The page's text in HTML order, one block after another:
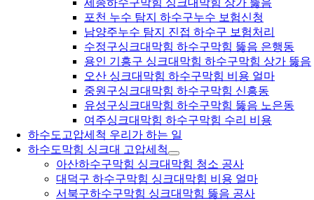
세종하수구막힘 싱크대막힘 상가 뚫음
포천 누수 탐지 하수구누수 보험신청
남양주누수 탐지 진접 하수구 보험처리
수정구싱크대막힘 하수구막힘 뚫음 은행동
용인 기흥구 싱크대막힘 하수구막힘 상가 뚫음
오산 싱크대막힘 하수구막힘 비용 얼마
중원구싱크대막힘 하수구막힘 신흥동
유성구싱크대막힘 하수구막힘 뚫음 노은동
여주싱크대막힘 하수구막힘 수리 비용
하수도고압세척 우리가 하는 일
하수도막힘 싱크대 고압세척
아산하수구막힘 싱크대막힘 청소 공사
대덕구 하수구막힘 싱크대막힘 비용 얼마
서북구하수구막힘 싱크대막힘 뚫음 공사